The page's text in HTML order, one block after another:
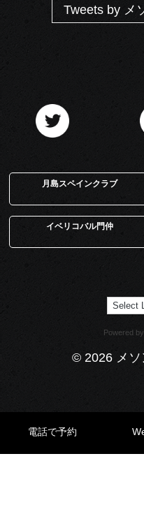
Tweets by メ
月島スペインクラブ
イベリコバル門仲
Powered by
© 2026 メソ
電話で予約